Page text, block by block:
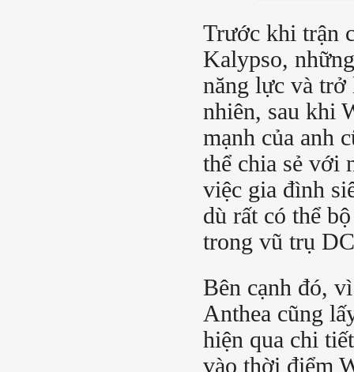
Trước khi trận
Kalypso,
năng lực và
nhiên, sau khi
mạnh của anh
thể chia sẻ với
việc gia đình
dù rất có thể
trong vũ trụ
Bên cạnh đó,
Anthea cũng
hiện qua chi
vào thời điểm